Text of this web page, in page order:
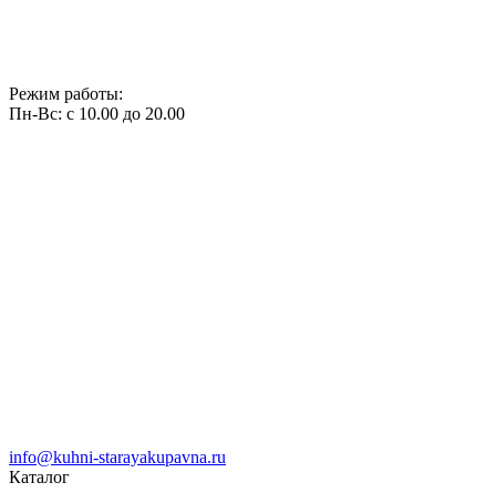
Режим работы:
Пн-Вс: с 10.00 до 20.00
info@kuhni-starayakupavna.ru
Каталог